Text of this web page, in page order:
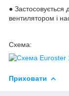
● Застосовується
вентилятором і
Схема:
Приховати